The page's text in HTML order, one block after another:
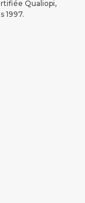
Qualiopi,
1997.